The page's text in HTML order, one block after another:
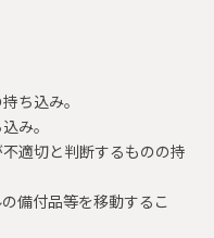
ち込み。
み。
適切と判断するものの持
備付品等を移動するこ